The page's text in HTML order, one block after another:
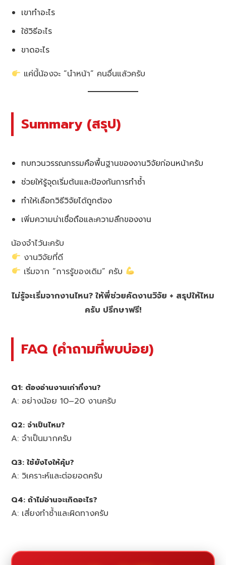
เขาทำอะไร
ใช้วิธีอะไร
ขาดอะไร
แค่นี้น้องจะ “นำหน้า” คนอื่นแล้วครับ
Summary (สรุป)
ทบทวนวรรณกรรมคือพื้นฐานของงานวิจัยก่อนหน้าครับ
ช่วยให้รู้จุดเริ่มต้นและป้องกันการทำซ้ำ
ทำให้เลือกวิธีวิจัยได้ถูกต้อง
เพิ่มความน่าเชื่อถือและความลึกของงาน
น้องจำไว้นะครับ
งานวิจัยที่ดี
เริ่มจาก “การรู้ของเดิม” ครับ
ไม่รู้จะเริ่มจากงานไหน? ให้พี่ช่วยคัดงานวิจัย + สรุปให้ไหม
ครับ ปรึกษาฟรี!
FAQ (คำถามที่พบบ่อย)
Q1: ต้องอ่านงานเก่ากี่งาน?
A: อย่างน้อย 10–20 งานครับ
Q2: จำเป็นไหม?
A: จำเป็นมากครับ
Q3: ใช้ยังไงให้คุ้ม?
A: วิเคราะห์และต่อยอดครับ
Q4: ถ้าไม่อ่านจะเกิดอะไร?
A: เสี่ยงทำซ้ำและผิดทางครับ